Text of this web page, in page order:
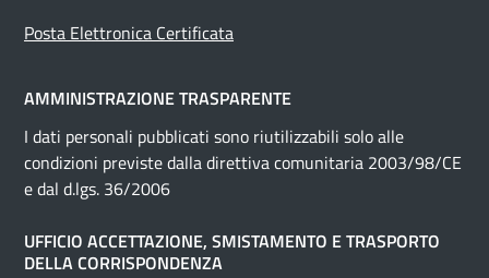
Posta Elettronica Certificata
AMMINISTRAZIONE TRASPARENTE
I dati personali pubblicati sono riutilizzabili solo alle
condizioni previste dalla direttiva comunitaria 2003/98/CE
e dal d.lgs. 36/2006
UFFICIO ACCETTAZIONE, SMISTAMENTO E TRASPORTO
DELLA CORRISPONDENZA